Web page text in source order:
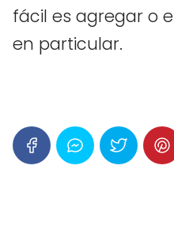
fácil es agregar o
en particular.